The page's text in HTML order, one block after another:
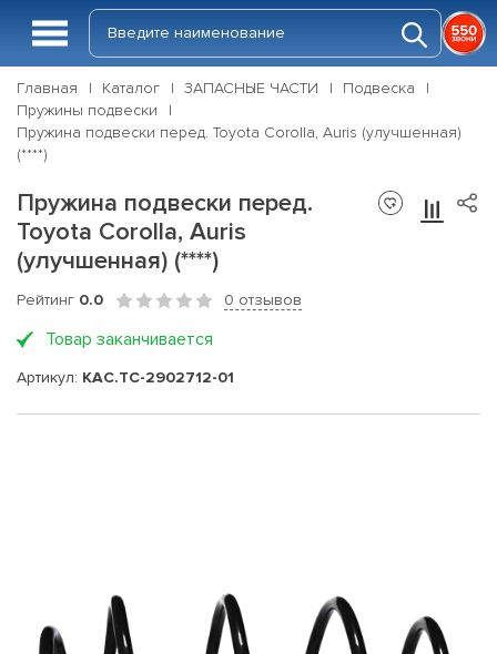
Главная Каталог ЗАПАСНЫЕ ЧАСТИ
Подвеска
Пружины подвески
Пружина подвески перед. Toyota Corolla, Auris (улучшенная)
(****)
Пружина подвески перед.
Toyota Corolla, Auris
(улучшенная) (****)
Рейтинг 0.0 0 отзывов
Товар заканчивается
Артикул: КАС.TC-2902712-01